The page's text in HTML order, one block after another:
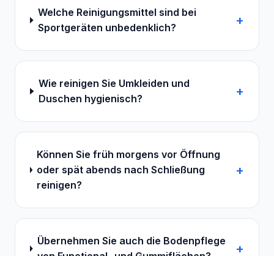
Welche Reinigungsmittel sind bei
Sportgeräten unbedenklich?
+
Wie reinigen Sie Umkleiden und
Duschen hygienisch?
+
Können Sie früh morgens vor Öffnung
oder spät abends nach Schließung
reinigen?
+
Übernehmen Sie auch die Bodenpflege
+